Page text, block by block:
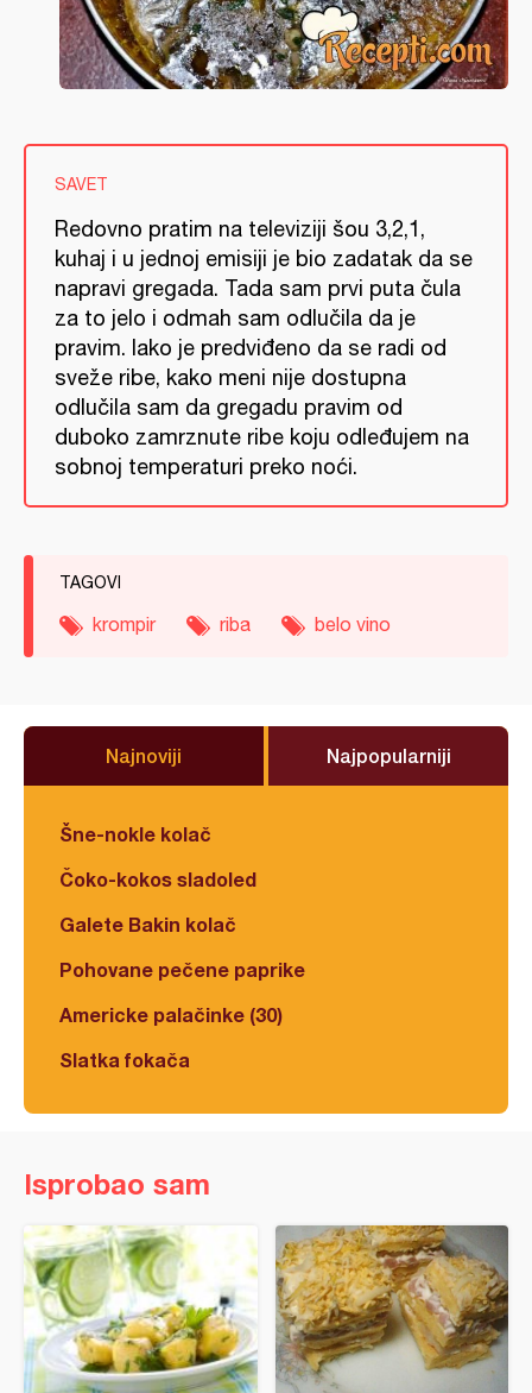
SAVET
Redovno pratim na televiziji šou 3,2,1,
kuhaj i u jednoj emisiji je bio zadatak da se
napravi gregada. Tada sam prvi puta čula
za to jelo i odmah sam odlučila da je
pravim. Iako je predviđeno da se radi od
sveže ribe, kako meni nije dostupna
odlučila sam da gregadu pravim od
duboko zamrznute ribe koju odleđujem na
sobnoj temperaturi preko noći.
TAGOVI
krompir riba belo vino
Najnoviji Najpopularniji
Šne-nokle kolač
Čoko-kokos sladoled
Galete Bakin kolač
Pohovane pečene paprike
Americke palačinke (30)
Slatka fokača
Isprobao sam